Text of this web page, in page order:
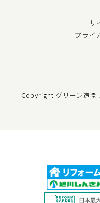
サ
プライ
Copyright グリーン造園